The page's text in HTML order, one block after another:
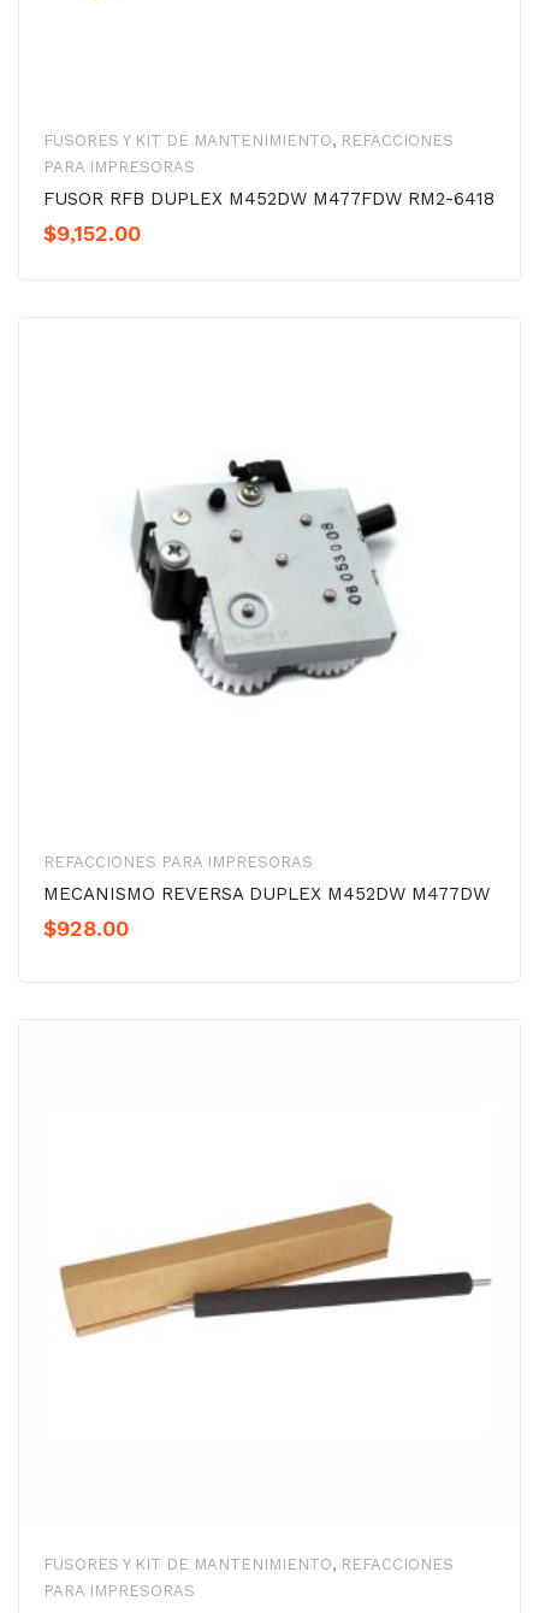
FUSORES Y KIT DE MANTENIMIENTO, REFACCIONES
PARA IMPRESORAS
FUSOR RFB DUPLEX M452DW M477FDW RM2-6418
$9,152.00
REFACCIONES PARA IMPRESORAS
MECANISMO REVERSA DUPLEX M452DW M477DW
$928.00
FUSORES Y KIT DE MANTENIMIENTO, REFACCIONES
PARA IMPRESORAS